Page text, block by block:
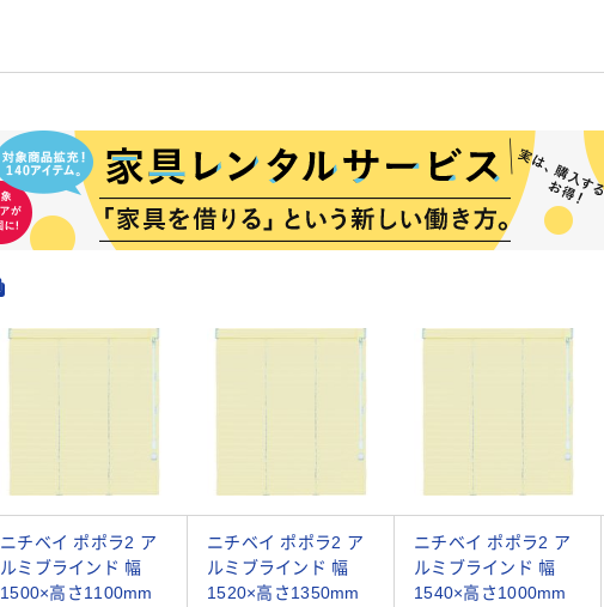
ニチベイ ポポラ2 ア
ルミブラインド 幅
1500×高さ1100mm
ニチベイ ポポラ2 ア
ルミブラインド 幅
1520×高さ1350mm
ニチベイ ポポラ2 ア
ルミブラインド 幅
1540×高さ1000mm